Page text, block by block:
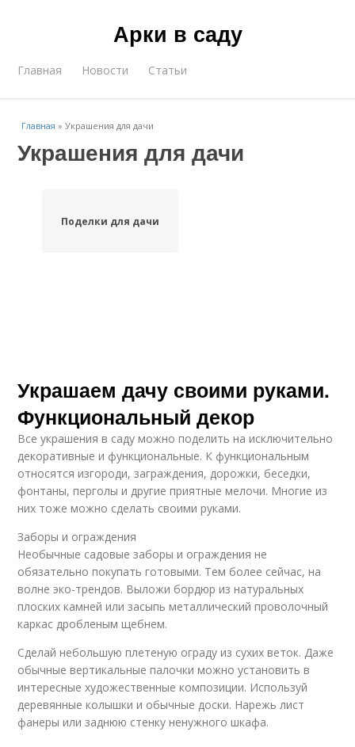
Арки в саду
Главная Новости Статьи
Главная »Украшения для дачи
Украшения для дачи
Поделки для дачи
Украшаем дачу своими руками.
Функциональный декор
Все украшения в саду можно поделить на исключительно
декоративные и функциональные. К функциональным
относятся изгороди, заграждения, дорожки, беседки,
фонтаны, перголы и другие приятные мелочи. Многие из
них тоже можно сделать своими руками.
Заборы и ограждения
Необычные садовые заборы и ограждения не
обязательно покупать готовыми. Тем более сейчас, на
волне эко-трендов. Выложи бордюр из натуральных
плоских камней или засыпь металлический проволочный
каркас дробленым щебнем.
Сделай небольшую плетеную ограду из сухих веток. Даже
обычные вертикальные палочки можно установить в
интересные художественные композиции. Используй
деревянные колышки и обычные доски. Нарежь лист
фанеры или заднюю стенку ненужного шкафа.